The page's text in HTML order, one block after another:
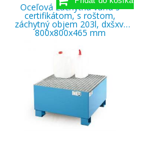
Oceľová záchytná vaňa s
certifikátom, s roštom,
záchytný objem 203l, dxšxv:
800x800x465 mm